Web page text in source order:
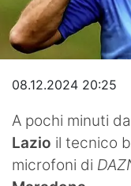
Video
08.12.2024 20:25
A pochi minuti
Lazio il tecnico
microfoni di